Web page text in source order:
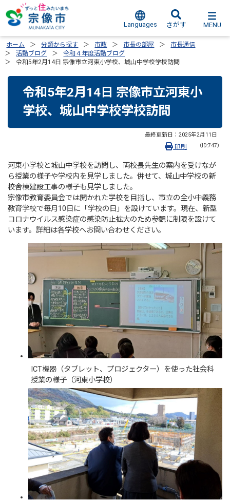
Languages さがす MENU
ホーム 分類から探す 市政 市長の部屋
市長通信
活動ブログ
令和４年度活動ブログ
令和5年2月14日 宗像市立河東小学校、城山中学校学校訪問
令和5年2月14日 宗像市立河東小
学校、城山中学校学校訪問
最終更新日： 2025年2月11日
（ID:747）
印刷
河東小学校と城山中学校を訪問し、両校長先生の案内を受けなが
ら授業の様子や学校内を見学しました。併せて、城山中学校の新
校舎棟建設工事の様子も見学しました。
宗像市教育委員会では開かれた学校を目指し、市立の全小中義務
教育学校で毎月10日に「学校の日」を設けています。現在、新型
コロナウイルス感染症の感染防止拡大のため参観に制限を設けて
います。詳細は各学校へお問い合わせください。
ICT機器（タブレット、プロジェクター）を使った社会科
授業の様子（河東小学校）